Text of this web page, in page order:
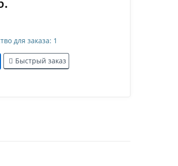
для заказа: 1
Быстрый заказ